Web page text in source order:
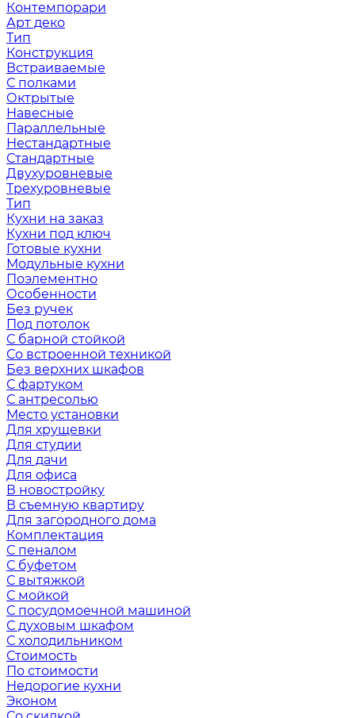
Контемпорари
Арт деко
Тип
Конструкция
Встраиваемые
С полками
Октрытые
Навесные
Параллельные
Нестандартные
Стандартные
Двухуровневые
Трехуровневые
Тип
Кухни на заказ
Кухни под ключ
Готовые кухни
Модульные кухни
Поэлементно
Особенности
Без ручек
Под потолок
С барной стойкой
Со встроенной техникой
Без верхних шкафов
С фартуком
С антресолью
Место установки
Для хрущевки
Для студии
Для дачи
Для офиса
В новостройку
В съемную квартиру
Для загородного дома
Комплектация
С пеналом
С буфетом
С вытяжкой
С мойкой
С посудомоечной машиной
С духовым шкафом
С холодильником
Стоимость
По стоимости
Недорогие кухни
Эконом